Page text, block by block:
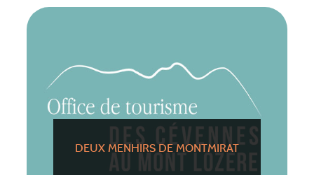
DEUX MENHIRS DE MONTMIRAT